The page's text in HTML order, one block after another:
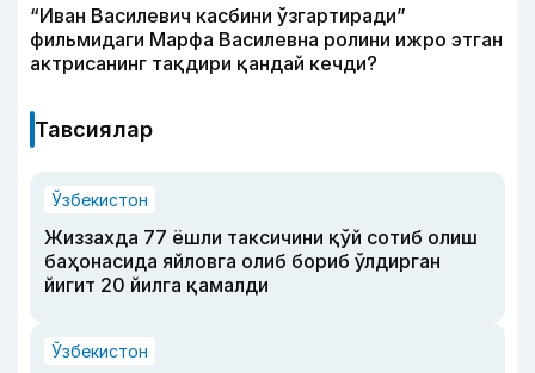
“Иван Василевич касбини ўзгартиради”
фильмидаги Марфа Василевна ролини ижро этган
актрисанинг тақдири қандай кечди?
Тавсиялар
Ўзбекистон
Жиззахда 77 ёшли таксичини қўй сотиб олиш
баҳонасида яйловга олиб бориб ўлдирган
йигит 20 йилга қамалди
Ўзбекистон